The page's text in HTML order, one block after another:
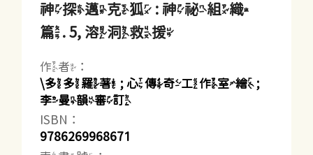
神探邁克狐 : 神祕組織
篇. 5, 溶洞救援
作者：
\多多羅著 ; 心傳奇工作室繪 ;
李曼韻審訂
ISBN：
9786269968671